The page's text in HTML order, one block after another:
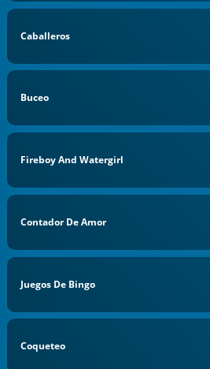
Caballeros
Buceo
Fireboy And Watergirl
Contador De Amor
Juegos De Bingo
Coqueteo